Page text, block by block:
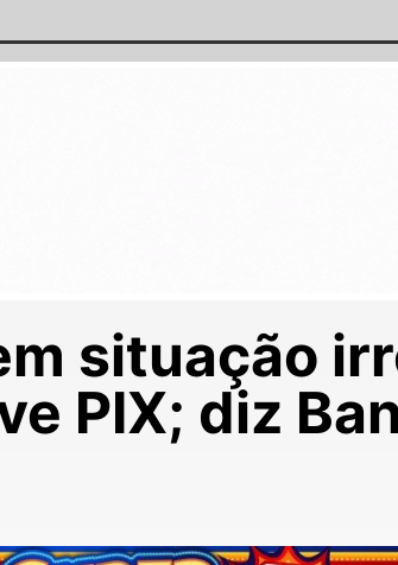
situação
PIX; diz